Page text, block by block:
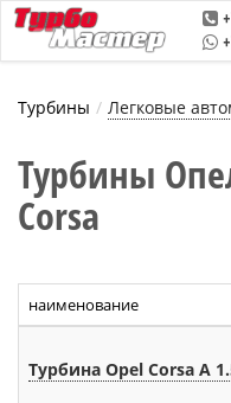
Турбины Легковые
Турбины
Corsa
наименование
Турбина Opel Corsa A